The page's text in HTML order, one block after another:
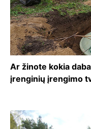
Ar žinote kokia
įrenginių įrengimo